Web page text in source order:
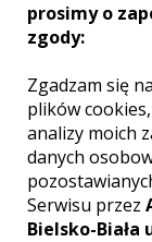
prosimy o
zgody:
Zgadzam się
plików
analizy moich
danych
Serwisu przez
Bielsko-Biała